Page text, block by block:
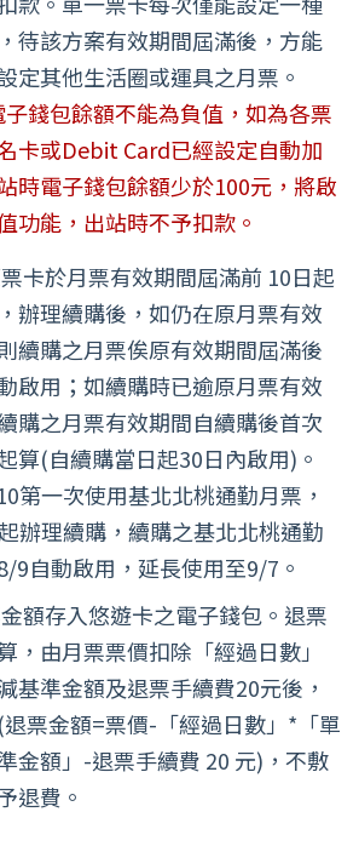
待該方案有效期間屆滿後，方能
定其他生活圈或運具之月票。
錢包餘額不能為負值，如為各票
卡或Debit Card已經設定自動加
時電子錢包餘額少於100元，將啟
功能，出站時不予扣款。
卡於月票有效期間屆滿前 10日起
辦理續購後，如仍在原月票有效
續購之月票俟原有效期間屆滿後
啟用；如續購時已逾原月票有效
購之月票有效期間自續購後首次
算(自續購當日起30日內啟用)。
第一次使用基北北桃通勤月票，
辦理續購，續購之基北北桃通勤
9自動啟用，延長使用至9/7。
額存入悠遊卡之電子錢包。退票
，由月票票價扣除「經過日數」
基準金額及退票手續費20元後，
票金額=票價-「經過日數」*「單
金額」-退票手續費 20 元)，不敷
退費。